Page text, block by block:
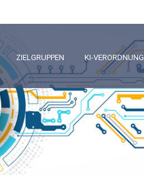
ZIELGRUPPEN KI-VERORDNUNG